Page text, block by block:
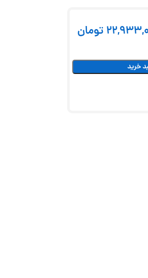
تومان
خرید